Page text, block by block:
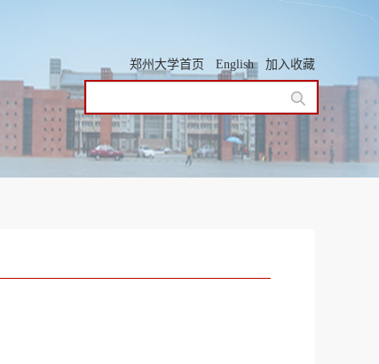
郑州大学首页 English 加入收藏